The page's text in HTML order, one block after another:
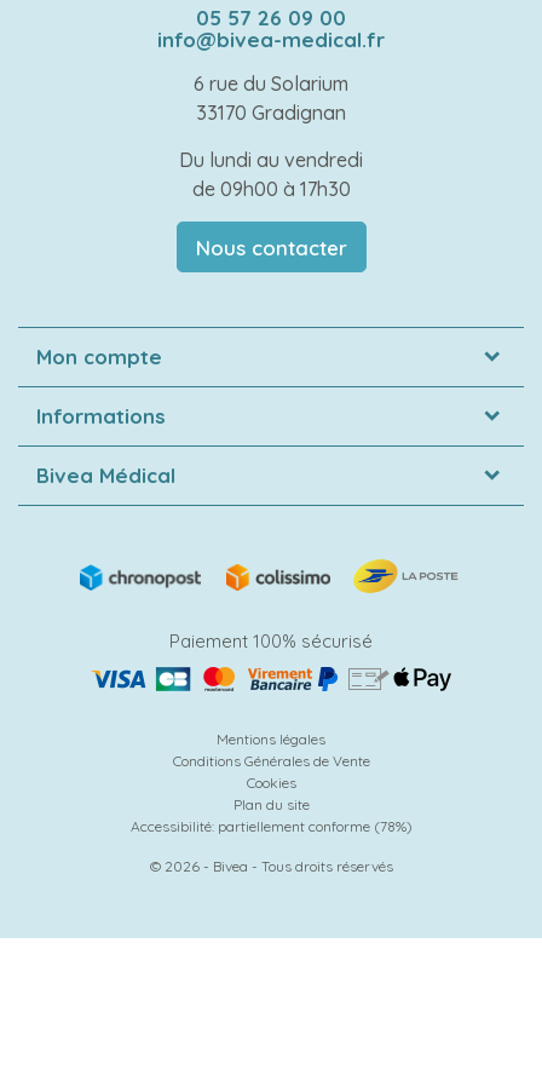
05 57 26 09 00
info@bivea-medical.fr
6 rue du Solarium
33170 Gradignan
Du lundi au vendredi
de 09h00 à 17h30
Nous contacter
Mon compte
Informations
Bivea Médical
Paiement 100% sécurisé
Mentions légales
Conditions Générales de Vente
Cookies
Plan du site
Accessibilité: partiellement conforme (78%)
© 2026 - Bivea - Tous droits réservés